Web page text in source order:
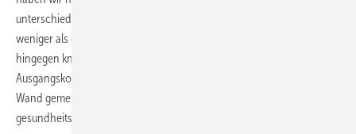
unterschiedlich durchlässig sind. So dauert es bei Gipskartonplatten
weniger als drei Minuten, bei selbstverdichtetem, 4 cm dickem Beton
hingegen knapp dreieinhalb Stunden, bis ein Zehntel der
Ausgangskonzentration von 10 000 ppm auf der anderen Seite der
Wand gemessen werden. Dies ist dann bereits eine stark
gesundheitsgefährdende CO-Konzentration.“